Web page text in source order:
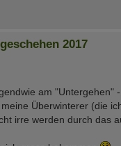
2017
am
Überwinterer (die
irre werden durch das